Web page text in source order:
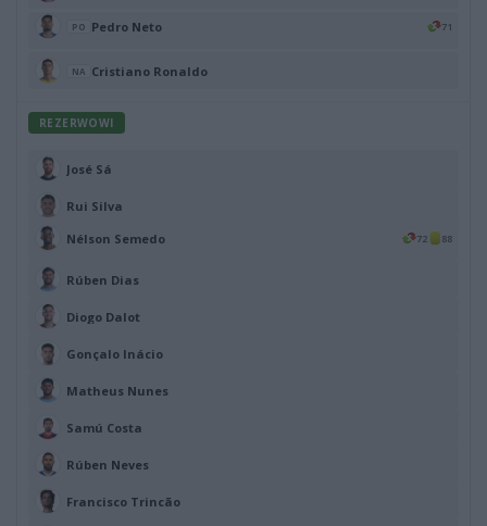
PO Pedro Neto 71
NA Cristiano Ronaldo
REZERWOWI
José Sá
Rui Silva
Nélson Semedo 72 88
Rúben Dias
Diogo Dalot
Gonçalo Inácio
Matheus Nunes
Samú Costa
Rúben Neves
Francisco Trincão